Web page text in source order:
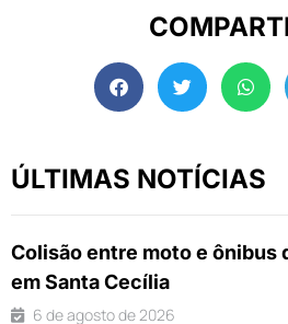
ÚLTIMAS NOTÍCIAS
Colisão entre moto e ônibus
em Santa Cecília
6 de agosto de 2026